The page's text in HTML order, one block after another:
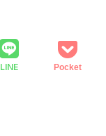
LINE Pocket